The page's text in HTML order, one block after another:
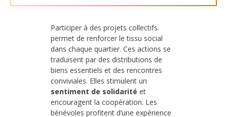
Participer à des projets collectifs
permet de renforcer le tissu social
dans chaque quartier. Ces actions se
traduisent par des distributions de
biens essentiels et des rencontres
conviviales. Elles stimulent un
sentiment de solidarité et
encouragent la coopération. Les
bénévoles profitent d’une expérience